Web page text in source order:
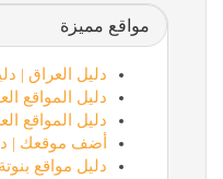
مواقع مميزة
دليل العراق |
دليل المواقع
دليل المواقع
أضف موقعك |
دليل مواقع بنوتة